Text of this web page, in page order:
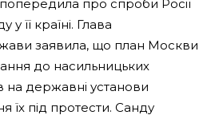
про спроби Росії
її країні. Глава
заявила, що план Москви
до насильницьких
на державні установи
їх під протести. Санду